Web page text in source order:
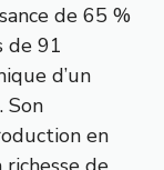
de 65 %
de 91
d’un
Son
en